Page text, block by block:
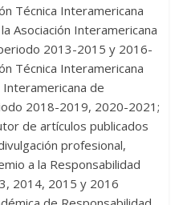
Técnica Interamericana
Asociación Interamericana
2013-2015 y 2016-
Técnica Interamericana
Interamericana de
2018-2019, 2020-2021;
de artículos publicados
profesional,
a la Responsabilidad
2014, 2015 y 2016